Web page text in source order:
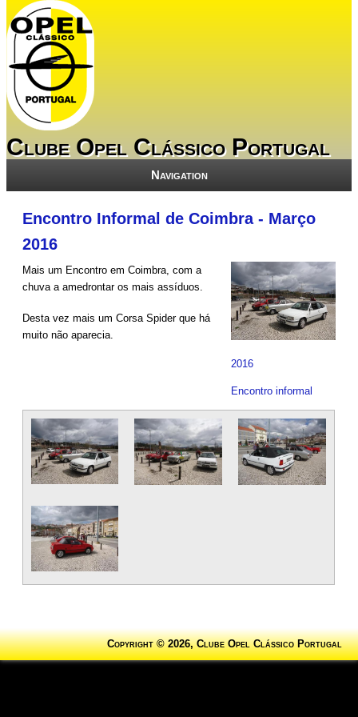
Clube Opel Clássico Portugal
Navigation
Encontro Informal de Coimbra - Março
2016
Mais um Encontro em Coimbra, com a
chuva a amedrontar os mais assíduos.
Desta vez mais um Corsa Spider que há
muito não aparecia.
2016
Encontro informal
Copyright © 2026, Clube Opel Clássico Portugal